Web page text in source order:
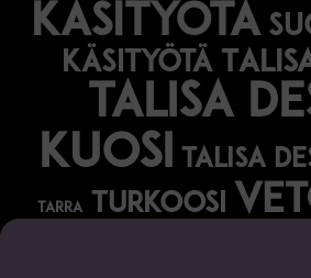
käsityötä
käsityötä
talisa
kuosi talisa
tarra turkoosi